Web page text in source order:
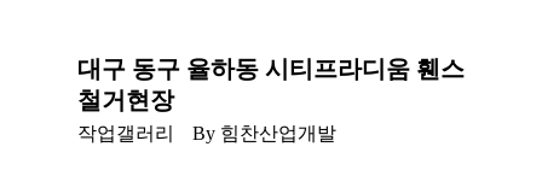
대구 동구 율하동 시티프라디움 휀스
철거현장
작업갤러리 By 힘찬산업개발